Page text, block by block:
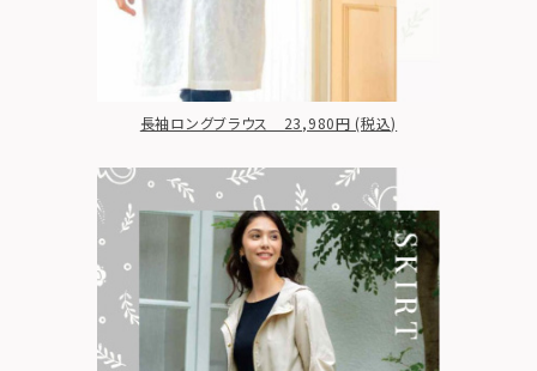
長袖ロングブラウス 23,980円 (税込)